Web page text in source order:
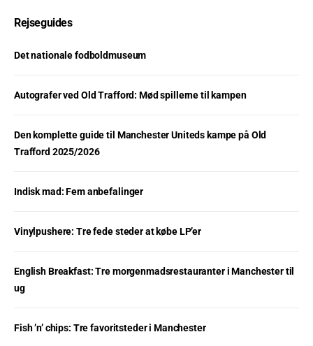
Rejseguides
Det nationale fodboldmuseum
Autografer ved Old Trafford: Mød spillerne til kampen
Den komplette guide til Manchester Uniteds kampe på Old
Trafford 2025/2026
Indisk mad: Fem anbefalinger
Vinylpushere: Tre fede steder at købe LP’er
English Breakfast: Tre morgenmadsrestauranter i Manchester til
ug
Fish ’n’ chips: Tre favoritsteder i Manchester